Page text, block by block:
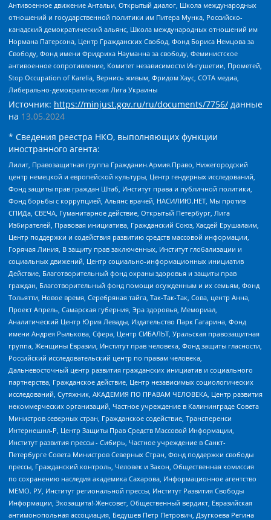
Антивоенное движение Антальи, Открытый диалог, Школа международных
отношений и государственной политики им Питера Мунка, Российско-
канадский демократический альянс, Школа международных отношений им
Нормана Патерсона, Центр Гражданских Свобод, Фонд Бориса Немцова за
Свободу, Фонд имени Фридриха Науманна за свободу, Феминистское
антивоенное сопротивление, Комитет независимости Ингушетии, Прометей,
Stop Occupation of Karelia, Вернись живым, Фридом Хаус, СОТА медиа,
Либерально-демократическая Лига Украины
Источник: https://minjust.gov.ru/ru/documents/7756/ данные
на 13.05.2024
* Сведения реестра НКО, выполняющих функции
иностранного агента:
Лилит, Правозащитная группа Гражданин.Армия.Право, Нижегородский
центр немецкой и европейской культуры, Центр гендерных исследований,
Фонд защиты прав граждан Штаб, Институт права и публичной политики,
Фонд борьбы с коррупцией, Альянс врачей, НАСИЛИЮ.НЕТ, Мы против
СПИДа, СВЕЧА, Гуманитарное действие, Открытый Петербург, Лига
Избирателей, Правовая инициатива, Гражданский Союз, Хасдей Ерушалаим,
Центр поддержки и содействия развитию средств массовой информации,
Горячая Линия, В защиту прав заключенных, Институт глобализации и
социальных движений, Центр социально-информационных инициатив
Действие, Благотворительный фонд охраны здоровья и защиты прав
граждан, Благотворительный фонд помощи осужденным и их семьям, Фонд
Тольятти, Новое время, Серебряная тайга, Так-Так-Так, Сова, центр Анна,
Проект Апрель, Самарская губерния, Эра здоровья, Мемориал,
Аналитический Центр Юрия Левады, Издательство Парк Гагарина, Фонд
имени Андрея Рылькова, Сфера, Центр СИБАЛЬТ, Уральская правозащитная
группа, Женщины Евразии, Институт прав человека, Фонд защиты гласности,
Российский исследовательский центр по правам человека,
Дальневосточный центр развития гражданских инициатив и социального
партнерства, Гражданское действие, Центр независимых социологических
исследований, Сутяжник, АКАДЕМИЯ ПО ПРАВАМ ЧЕЛОВЕКА, Центр развития
некоммерческих организаций, Частное учреждение в Калининграде Совета
Министров северных стран, Гражданское содействие, Трансперенси
Интернешнл-Р, Центр Защиты Прав Средств Массовой Информации,
Институт развития прессы - Сибирь, Частное учреждение в Санкт-
Петербурге Совета Министров Северных Стран, Фонд поддержки свободы
прессы, Гражданский контроль, Человек и Закон, Общественная комиссия
по сохранению наследия академика Сахарова, Информационное агентство
МЕМО. РУ, Институт региональной прессы, Институт Развития Свободы
Информации, Экозащита!-Женсовет, Общественный вердикт, Евразийская
антимонопольная ассоциация, Бедушев Петр Петрович, Дзугкоева Регина